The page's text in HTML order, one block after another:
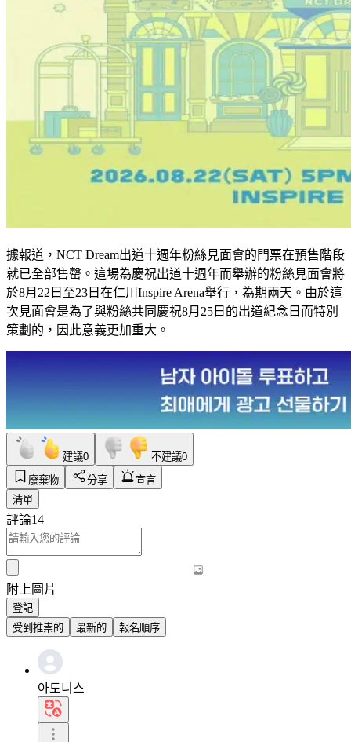
據報道，NCT Dream出道十週年粉絲見面會的門票在預售階段
就已全部售罄。這場為慶祝出道十週年而舉辦的粉絲見面會將
於8月22日至23日在仁川Inspire Arena舉行，為期兩天。由於這
次見面會是為了與粉絲共同慶祝8月25日的出道紀念日而特別
策劃的，因此意義更加重大。
建議0 不建議0
廢棄物
分享
宣言
清單
評論14
附上圖片
登記
受到推崇的
最新的 報名順序
아도니스